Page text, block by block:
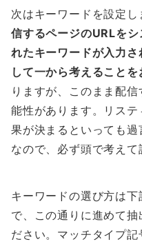
次はキーワードを設定し
信するページのURLを
れたキーワードが入力
して一から考えること
りますが、このまま配
能性があります。リス
果が決まるといっても
なので、必ず頭で考えて
キーワードの選び方は
で、この通りに進めて抽
ださい。マッチタイプ